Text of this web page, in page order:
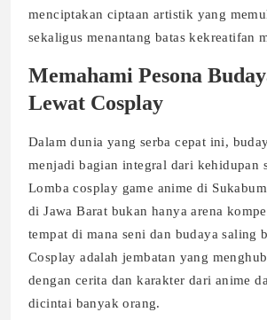
menciptakan ciptaan artistik yang
sekaligus menantang batas kekreatifan
Memahami Pesona
Lewat Cosplay
Dalam dunia yang serba cepat ini,
menjadi bagian integral dari kehidupan
Lomba cosplay game anime di
di Jawa Barat bukan hanya arena
tempat di mana seni dan budaya saling
Cosplay adalah jembatan yang
dengan cerita dan karakter dari anime
dicintai banyak orang.